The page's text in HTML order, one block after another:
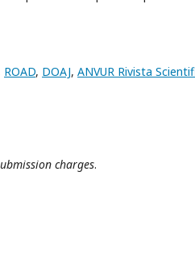
ROAD, DOAJ, ANVUR Rivista
charges.